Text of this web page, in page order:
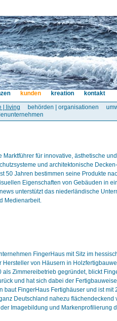
| living behörden | organisationen
kunden kreation kontakt
Marktführer für innovative, ästhetische
und architektonische
50 Jahren bestimmen seine Produkte
Eigenschaften von Gebäuden in
unterstützt das niederländische
Medienarbeit.
FingerHaus mit Sitz im
Hersteller von Häusern in
Zimmereibetrieb gegründet, blickt
und hat sich dabei der
baut FingerHaus Fertighäuser und ist mit
Deutschland nahezu flächendeckend
Imagebildung und Markenprofilierung